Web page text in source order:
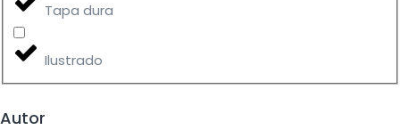
Tapa dura
Ilustrado
Autor